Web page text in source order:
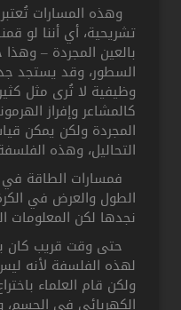
وهذه المسارات تُعتبر
تشريحية، أي أننا لو قمنا
بالعين المجردة – وهذا
السطور، وقد يستجد جديد
وظيفية لا تُرى مثل كثير من
كالمشاعر وإفراز الهرمونات
المجردة ولكن يمكن قياسها
التحاليل، وهذه الفلسفة عمرها
فمسارات الطاقة في
الطول والعرض في الكرة
نجدها لكن المعلومات
حتى وقت قريب كان بعض
لهذه الفلسفة لأنه ليس
ولكن قام العلماء باختراع
الكهربائي في الجسم،